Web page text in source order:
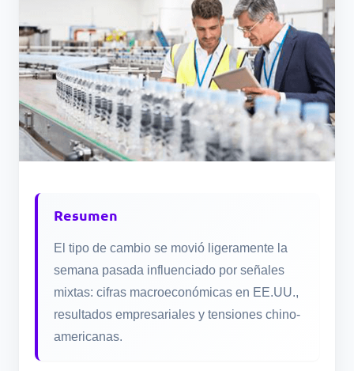
Resumen
El tipo de cambio se movió ligeramente la
semana pasada influenciado por señales
mixtas: cifras macroeconómicas en EE.UU.,
resultados empresariales y tensiones chino-
americanas.